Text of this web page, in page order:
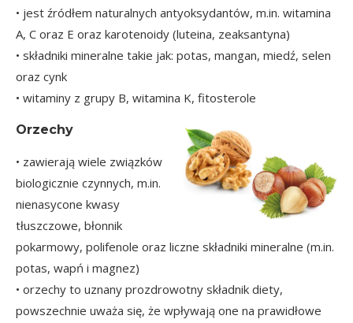
• jest źródłem naturalnych antyoksydantów, m.in. witamina
A, C oraz E oraz karotenoidy (luteina, zeaksantyna)
• składniki mineralne takie jak: potas, mangan, miedź, selen
oraz cynk
• witaminy z grupy B, witamina K, fitosterole
Orzechy
• zawierają wiele związków
biologicznie czynnych, m.in.
nienasycone kwasy
tłuszczowe, błonnik
pokarmowy, polifenole oraz liczne składniki mineralne (m.in.
potas, wapń i magnez)
• orzechy to uznany prozdrowotny składnik diety,
powszechnie uważa się, że wpływają one na prawidłowe